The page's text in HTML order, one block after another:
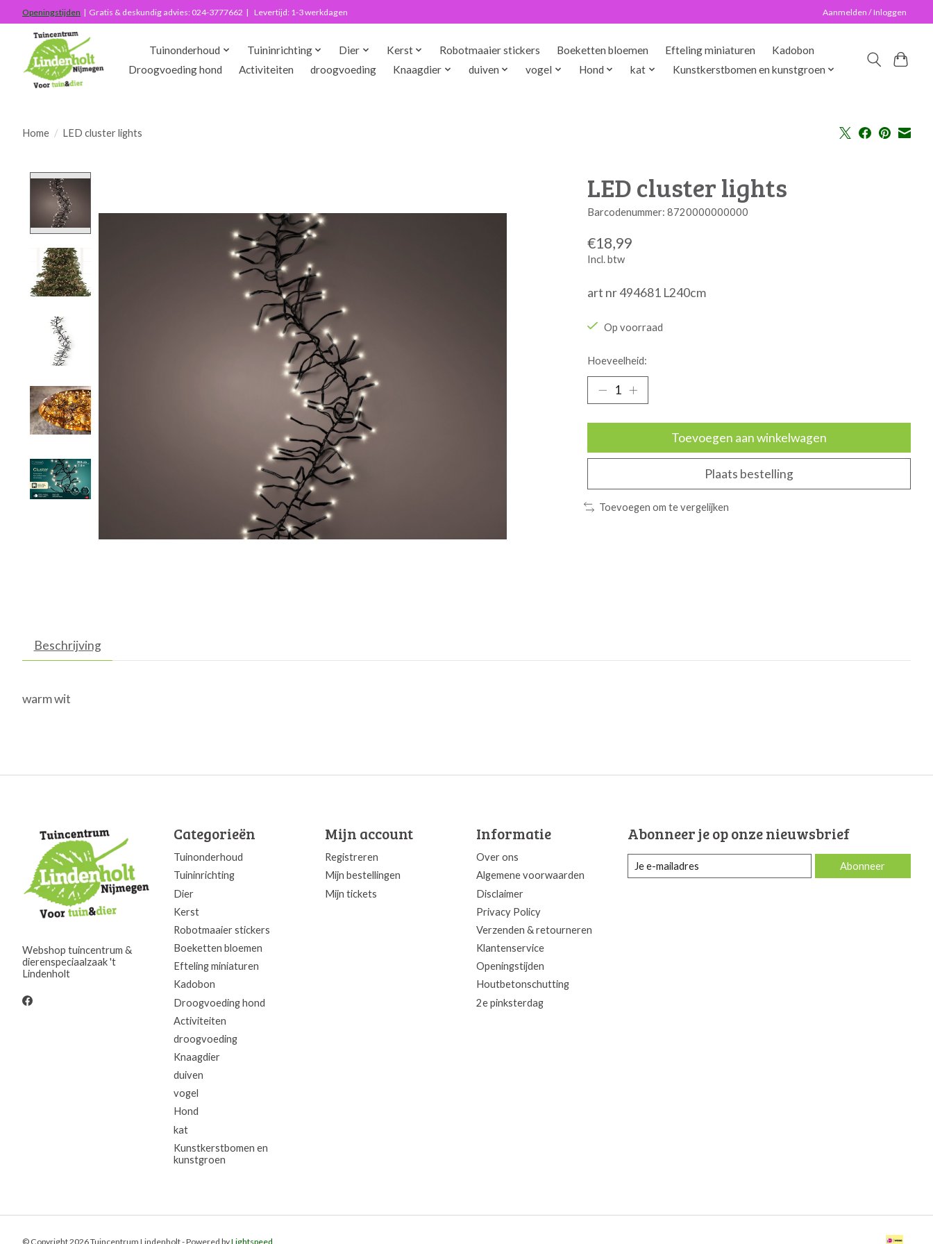
Openingstijden | Gratis & deskundig advies: 024-3777662 | Levertijd: 1-3 werkdagen Aanmelden / Inloggen
Tuinonderhoud Tuininrichting Dier Kerst Robotmaaier stickers Boeketten bloemen Efteling miniaturen
Kadobon
Droogvoeding hond
Activiteiten droogvoeding Knaagdier duiven vogel Hond kat Kunstkerstbomen en kunstgroen
Home / LED cluster lights
LED cluster lights
Barcodenummer: 8720000000000
€18,99
Incl. btw
art nr 494681 L240cm
Op voorraad
Hoeveelheid:
Toevoegen aan winkelwagen
Plaats bestelling
Toevoegen om te vergelijken
Beschrijving
warm wit
Webshop tuincentrum &
dierenspeciaalzaak 't
Lindenholt
Categorieën
Tuinonderhoud
Tuininrichting
Dier
Kerst
Robotmaaier stickers
Boeketten bloemen
Efteling miniaturen
Kadobon
Droogvoeding hond
Activiteiten
droogvoeding
Knaagdier
duiven
vogel
Hond
kat
Kunstkerstbomen en
kunstgroen
Mijn account
Registreren
Mijn bestellingen
Mijn tickets
Informatie
Over ons
Algemene voorwaarden
Disclaimer
Privacy Policy
Verzenden & retourneren
Klantenservice
Openingstijden
Houtbetonschutting
2e pinksterdag
Abonneer je op onze nieuwsbrief
Abonneer
© Copyright 2026 Tuincentrum Lindenholt - Powered byLightspeed